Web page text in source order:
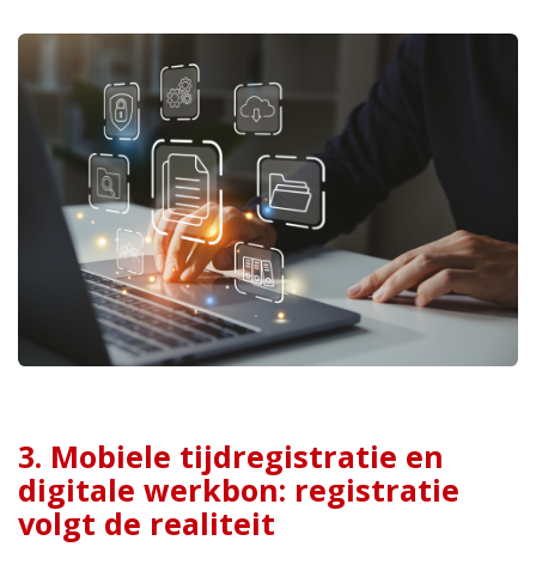
3. Mobiele tijdregistratie en
digitale werkbon: registratie
volgt de realiteit